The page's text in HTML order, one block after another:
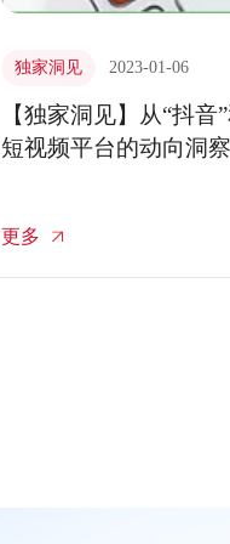
独家洞见 2023-01-06
【独家洞见】从“抖音
短视频平台的动向洞
更多